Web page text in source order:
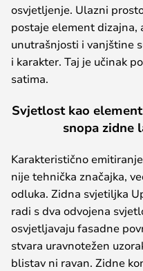
osvjetljenje. Ulazni
postaje element dizajna,
unutrašnjosti i vanjštine
i karakter. Taj je učinak
satima.
Svjetlost kao
snopa zidne
Karakteristično
nije tehnička značajka,
odluka. Zidna svjetiljka
radi s dva odvojena
osvjetljavaju fasadne
stvara uravnotežen
blistav ni ravan. Zidne